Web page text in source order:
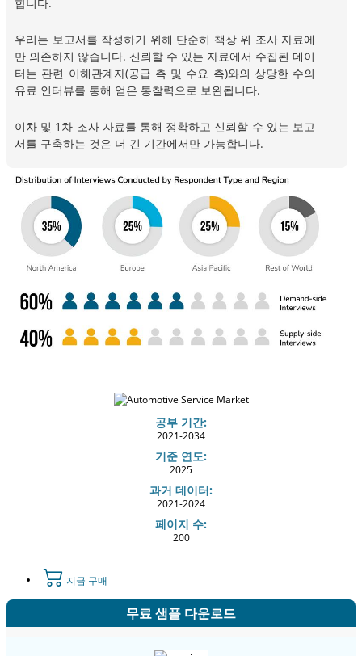
우리는 보고서를 작성하기 위해 단순히 책상 위 조사 자료에
만 의존하지 않습니다. 신뢰할 수 있는 자료에서 수집된 데이
터는 관련 이해관계자(공급 측 및 수요 측)와의 상당한 수의
유료 인터뷰를 통해 얻은 통찰력으로 보완됩니다.
이차 및 1차 조사 자료를 통해 정확하고 신뢰할 수 있는 보고
서를 구축하는 것은 더 긴 기간에서만 가능합니다.
공부 기간:
2021-2034
기준 연도:
2025
과거 데이터:
2021-2024
페이지 수:
200
지금 구매
무료 샘플 다운로드